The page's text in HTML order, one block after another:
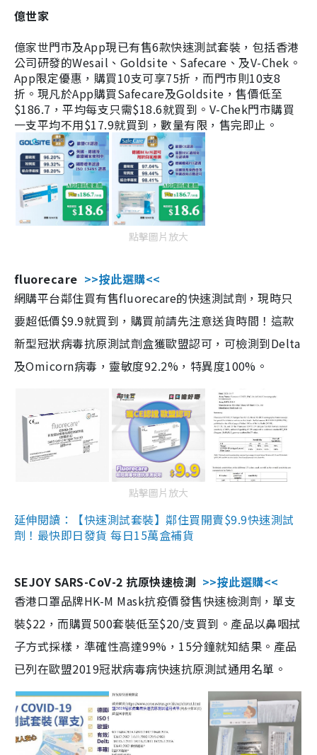
億世家
億家世門市及App現已有售6款快速測試套裝，包括香港
公司研發的Wesail、Goldsite、Safecare、及V-Chek。
App限定優惠，購買10支可享75折，而門市則10支8
折。現凡於App購買Safecare及Goldsite，售價低至
$186.7，平均每支只需$18.6就買到。V-Chek門市購買
一支平均不用$17.9就買到，數量有限，售完即止。
點擊圖片放大
fluorecare >>按此選購<<
網購平台鄰住買有售fluorecare的快速測試劑，現時只
要超低價$9.9就買到，購買前請先注意送貨時間！這款
新型冠狀病毒抗原測試劑盒獲歐盟認可，可檢測到Delta
及Omicorn病毒，靈敏度92.2%，特異度100%。
點擊圖片放大
延伸閱讀：【快速測試套裝】鄰住買開賣$9.9快速測試
劑！最快即日發貨 每日15萬盒補貨
SEJOY SARS-CoV-2 抗原快速檢測 >>按此選購<<
香港口罩品牌HK-M Mask抗疫價發售快速檢測劑，單支
裝$22，而購買500套裝低至$20/支買到。產品以鼻咽拭
子方式採樣，準確性高達99%，15分鐘就知結果。產品
已列在歐盟2019冠狀病毒病快速抗原測試通用名單。